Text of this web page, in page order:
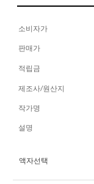
소비자가
판매가
적립금
제조사/원산지
작가명
설명
액자선택